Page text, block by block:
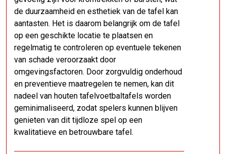
de duurzaamheid en esthetiek van de tafel kan
aantasten. Het is daarom belangrijk om de tafel
op een geschikte locatie te plaatsen en
regelmatig te controleren op eventuele tekenen
van schade veroorzaakt door
omgevingsfactoren. Door zorgvuldig onderhoud
en preventieve maatregelen te nemen, kan dit
nadeel van houten tafelvoetbaltafels worden
geminimaliseerd, zodat spelers kunnen blijven
genieten van dit tijdloze spel op een
kwalitatieve en betrouwbare tafel.